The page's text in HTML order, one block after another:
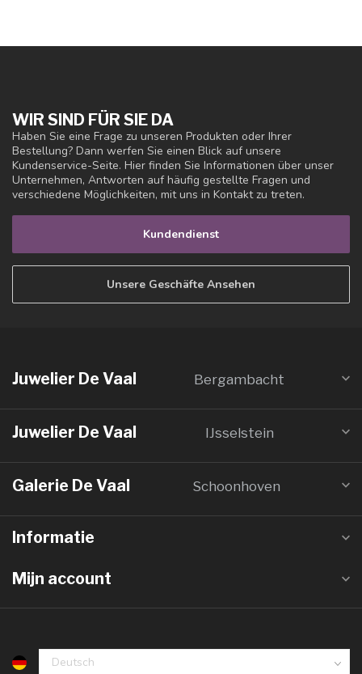
WIR SIND FÜR SIE DA
Haben Sie eine Frage zu unseren Produkten oder Ihrer
Bestellung? Dann werfen Sie einen Blick auf unsere
Kundenservice-Seite. Hier finden Sie Informationen über unser
Unternehmen, Antworten auf häufig gestellte Fragen und
verschiedene Möglichkeiten, mit uns in Kontakt zu treten.
Kundendienst
Unsere Geschäfte Ansehen
Juwelier De Vaal Bergambacht
Juwelier De Vaal IJsselstein
Galerie De Vaal Schoonhoven
Informatie
Mijn account